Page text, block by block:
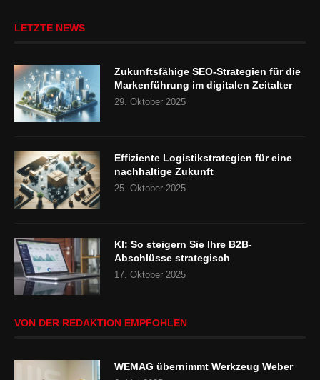
LETZTE NEWS
Zukunftsfähige SEO-Strategien für die
Markenführung im digitalen Zeitalter
29. Oktober 2025
Effiziente Logistikstrategien für eine
nachhaltige Zukunft
25. Oktober 2025
KI: So steigern Sie Ihre B2B-
Abschlüsse strategisch
17. Oktober 2025
VON DER REDAKTION EMPFOHLEN
WEMAG übernimmt Werkzeug Weber